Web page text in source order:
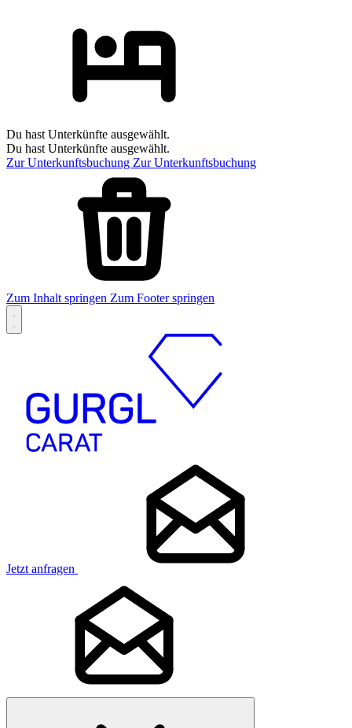
Du hast Unterkünfte ausgewählt.
Du hast Unterkünfte ausgewählt.
Zur Unterkunftsbuchung Zur Unterkunftsbuchung
Zum Inhalt springen Zum Footer springen
Jetzt anfragen